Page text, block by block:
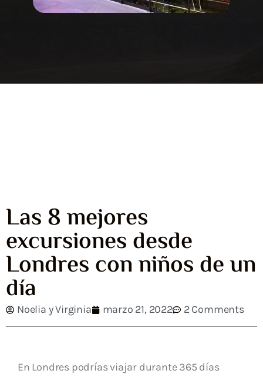
Las 8 mejores
excursiones desde
Londres con niños de un
día
Noelia y Virginia marzo 21, 2022 2 Comments
En Londres podrías viajar durante 365 días